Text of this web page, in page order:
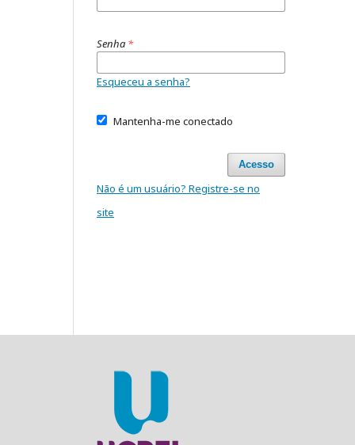
Senha *
Esqueceu a senha?
Mantenha-me conectado
Acesso
Não é um usuário? Registre-se no
site